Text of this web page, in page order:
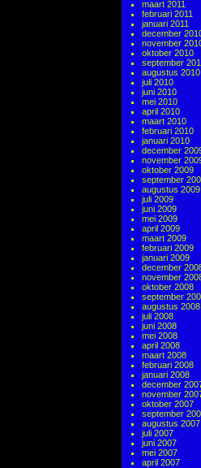
maart 2011
februari 2011
januari 2011
december
november
oktober 2010
september
augustus 2010
juli 2010
juni 2010
mei 2010
april 2010
maart 2010
februari 2010
januari 2010
december
november
oktober 2009
september
augustus 2009
juli 2009
juni 2009
mei 2009
april 2009
maart 2009
februari 2009
januari 2009
december
november
oktober 2008
september
augustus 2008
juli 2008
juni 2008
mei 2008
april 2008
maart 2008
februari 2008
januari 2008
december
november
oktober 2007
september
augustus 2007
juli 2007
juni 2007
mei 2007
april 2007